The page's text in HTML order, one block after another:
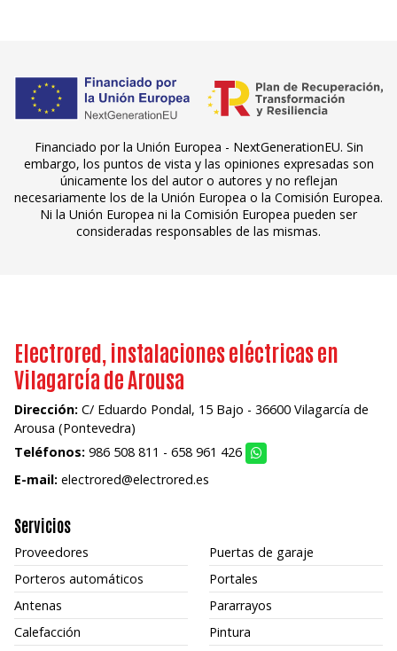
Financiado por la Unión Europea - NextGenerationEU. Sin
embargo, los puntos de vista y las opiniones expresadas son
únicamente los del autor o autores y no reflejan
necesariamente los de la Unión Europea o la Comisión Europea.
Ni la Unión Europea ni la Comisión Europea pueden ser
consideradas responsables de las mismas.
Electrored, instalaciones eléctricas en
Vilagarcía de Arousa
Dirección: C/ Eduardo Pondal, 15 Bajo - 36600 Vilagarcía de
Arousa (Pontevedra)
Teléfonos: 986 508 811 - 658 961 426
E-mail: electrored@electrored.es
Servicios
Proveedores
Puertas de garaje
Porteros automáticos
Portales
Antenas
Pararrayos
Calefacción
Pintura